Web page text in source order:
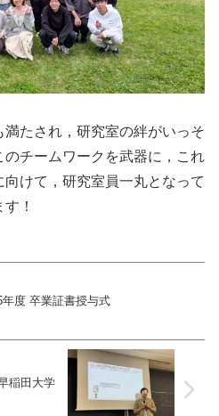
たされ，研究室の絆がいっそ
のチームワークを武器に，これ
けて，研究室員一丸となって
！
年度 卒業証書授与式
稲田大学